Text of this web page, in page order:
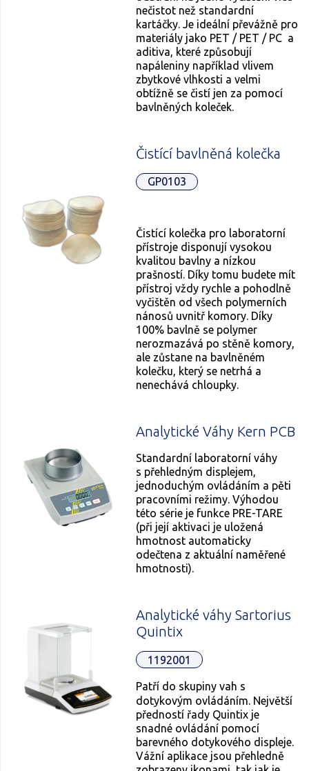
nečistot než standardní
kartáčky. Je ideální převážně pro
materiály jako PET / PET / PC a
aditiva, které způsobují
napáleniny například vlivem
zbytkové vlhkosti a velmi
obtížně se čistí jen za pomocí
bavlněných koleček.
Čistící bavlněná kolečka
GP0103
Čistící kolečka pro laboratorní
přístroje disponují vysokou
kvalitou bavlny a nízkou
prašností. Díky tomu budete mít
přístroj vždy rychle a pohodlně
vyčištěn od všech polymerních
nánosů uvnitř komory. Díky
100% bavlně se polymer
nerozmazává po stěně komory,
ale zůstane na bavlněném
kolečku, který se netrhá a
nenechává chloupky.
Analytické Váhy Kern PCB
Standardní laboratorní váhy
s přehledným displejem,
jednoduchým ovládáním a pěti
pracovními režimy. Výhodou
této série je funkce PRE-TARE
(při její aktivaci je uložená
hmotnost automaticky
odečtena z aktuální naměřené
hmotnosti).
Analytické váhy Sartorius
Quintix
1192001
Patří do skupiny vah s
dotykovým ovládáním. Největší
předností řady Quintix je
snadné ovládání pomocí
barevného dotykového displeje.
Vážní aplikace jsou přehledně